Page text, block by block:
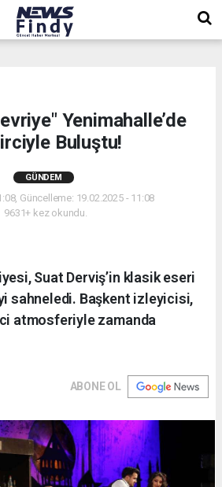
Yenimahalle’de
Buluştu!
GÜNDEM
Güncelleme: 19.02.2025 - 11:08
9631+ kez okundu.
Suat Derviş’in klasik eseri
sahneledi. Başkent izleyicisi,
atmosferiyle zamanda
ABONE OL